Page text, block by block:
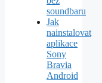
soundbaru
Jak
nainstalovat
aplikace
Sony
Bravia
Android